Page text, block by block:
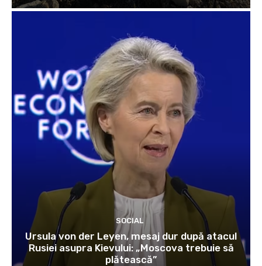
SOCIAL
Ursula von der Leyen, mesaj dur după atacul
Rusiei asupra Kievului: „Moscova trebuie să
plătească”